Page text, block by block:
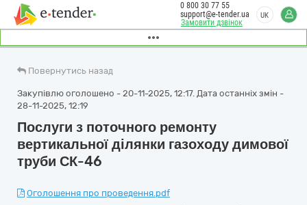
Замовити дзвінок
0 800 30 77 55
support@e-tender.ua
UK
Повернутись назад
Закупівлю оголошено - 20-11-2025, 12:17. Дата останніх змін -
28-11-2025, 12:19
Послуги з поточного ремонту
вертикальної ділянки газоходу димової
труби СК-46
Оголошення про проведення.pdf